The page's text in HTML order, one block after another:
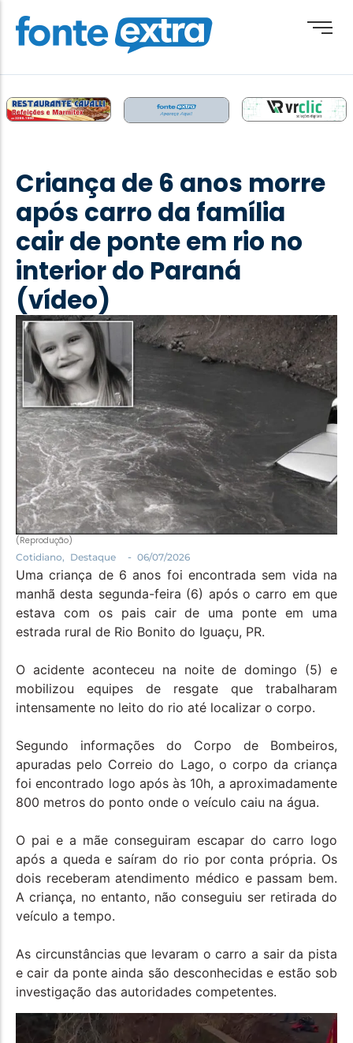
Destaque
Esporte
Geral
Obituário
Paraguai
Paraná
Política
Santa Helena e Região
Saúde e Bem-Estar
Criança de 6 anos morre
após carro da família
cair de ponte em rio no
interior do Paraná
(vídeo)
(Reprodução)
Cotidiano, Destaque - 06/07/2026
Uma criança de 6 anos foi encontrada sem vida na
manhã desta segunda-feira (6) após o carro em que
estava com os pais cair de uma ponte em uma
estrada rural de Rio Bonito do Iguaçu, PR.
O acidente aconteceu na noite de domingo (5) e
mobilizou equipes de resgate que trabalharam
intensamente no leito do rio até localizar o corpo.
Segundo informações do Corpo de Bombeiros,
apuradas pelo Correio do Lago, o corpo da criança
foi encontrado logo após às 10h, a aproximadamente
800 metros do ponto onde o veículo caiu na água.
O pai e a mãe conseguiram escapar do carro logo
após a queda e saíram do rio por conta própria. Os
dois receberam atendimento médico e passam bem.
A criança, no entanto, não conseguiu ser retirada do
veículo a tempo.
As circunstâncias que levaram o carro a sair da pista
e cair da ponte ainda são desconhecidas e estão sob
investigação das autoridades competentes.